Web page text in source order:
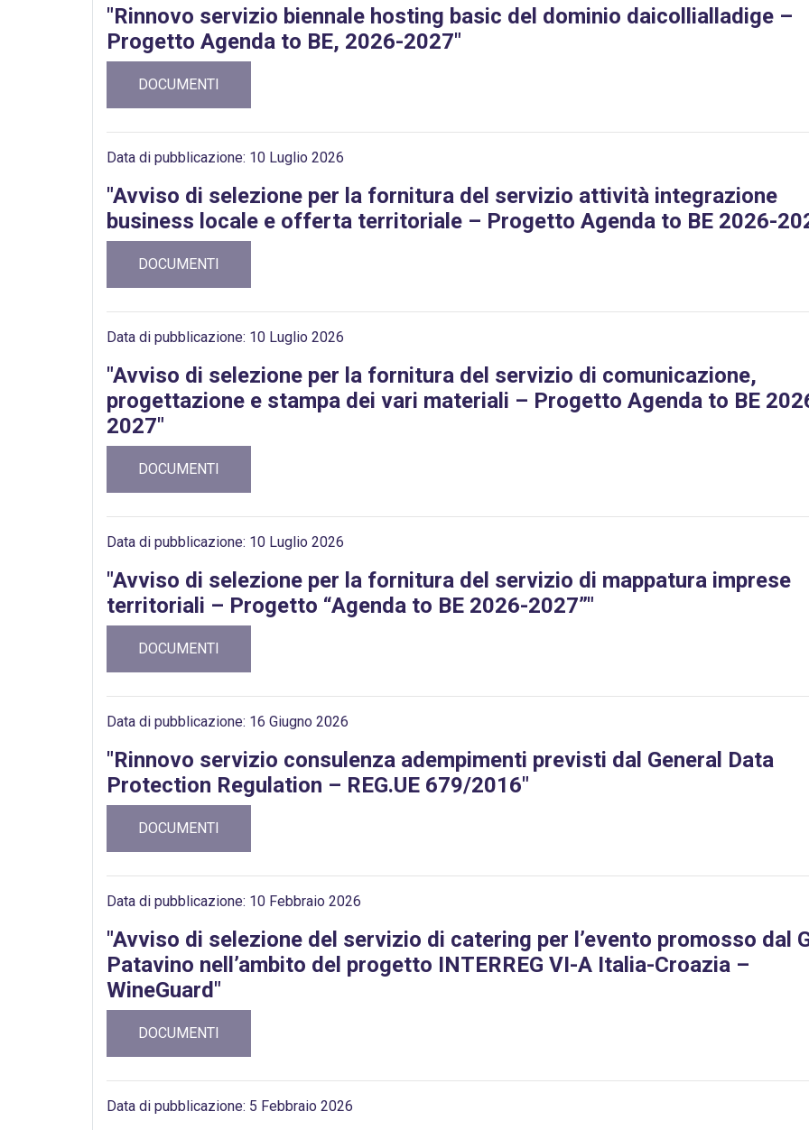
"Rinnovo servizio biennale hosting basic del dominio daicollialladige –
Progetto Agenda to BE, 2026-2027"
DOCUMENTI
Data di pubblicazione: 10 Luglio 2026
"Avviso di selezione per la fornitura del servizio attività integrazione
business locale e offerta territoriale – Progetto Agenda to BE 2026-
DOCUMENTI
Data di pubblicazione: 10 Luglio 2026
"Avviso di selezione per la fornitura del servizio di comunicazione,
progettazione e stampa dei vari materiali – Progetto Agenda to BE
2027"
DOCUMENTI
Data di pubblicazione: 10 Luglio 2026
"Avviso di selezione per la fornitura del servizio di mappatura imprese
territoriali – Progetto “Agenda to BE 2026-2027”"
DOCUMENTI
Data di pubblicazione: 16 Giugno 2026
"Rinnovo servizio consulenza adempimenti previsti dal General Data
Protection Regulation – REG.UE 679/2016"
DOCUMENTI
Data di pubblicazione: 10 Febbraio 2026
"Avviso di selezione del servizio di catering per l’evento promosso dal
Patavino nell’ambito del progetto INTERREG VI-A Italia-Croazia –
WineGuard"
DOCUMENTI
Data di pubblicazione: 5 Febbraio 2026